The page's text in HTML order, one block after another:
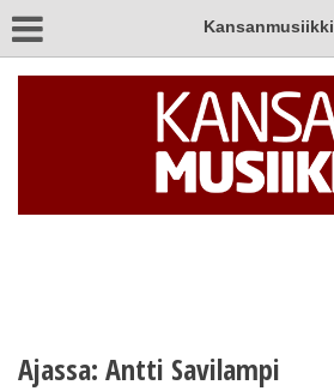
Kansanmusiikki
Ajassa: Antti Savilampi